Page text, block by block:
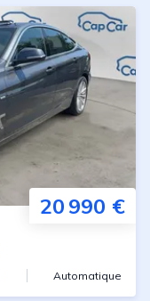
20 990 €
Automatique